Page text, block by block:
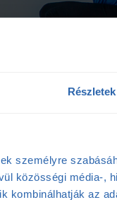
Részletek
személyre
közösségi média-,
kombinálhatják az